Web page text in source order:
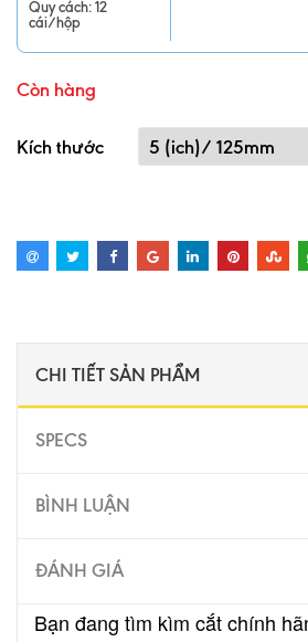
Quy cách: 12
cái/hộp
Còn hàng
Kích thước
CHI TIẾT SẢN PHẨM
SPECS
BÌNH LUẬN
ĐÁNH GIÁ
Bạn đang tìm kìm cắt chính